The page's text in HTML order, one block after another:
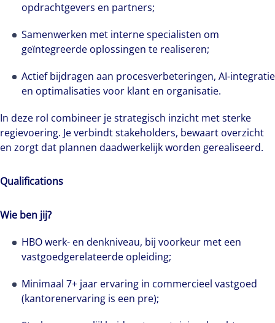
opdrachtgevers en partners;
Samenwerken met interne specialisten om
geïntegreerde oplossingen te realiseren;
Actief bijdragen aan procesverbeteringen, AI-integratie
en optimalisaties voor klant en organisatie.
In deze rol combineer je strategisch inzicht met sterke
regievoering. Je verbindt stakeholders, bewaart overzicht
en zorgt dat plannen daadwerkelijk worden gerealiseerd.
Qualifications
Wie ben jij?
HBO werk- en denkniveau, bij voorkeur met een
vastgoedgerelateerde opleiding;
Minimaal 7+ jaar ervaring in commercieel vastgoed
(kantorenervaring is een pre);